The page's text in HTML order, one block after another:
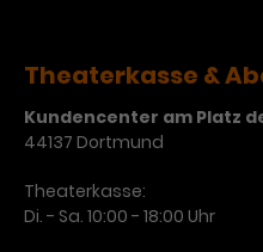
Theaterkasse &
Kundencenter am Platz
44137 Dortmund
Theaterkasse:
Di. - Sa. 10:00 - 18:00 Uhr